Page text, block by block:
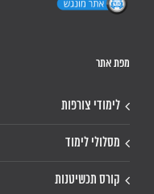
מפת אתר
לימודי צורפות
מסלולי לימוד
קורס תכשיטנות